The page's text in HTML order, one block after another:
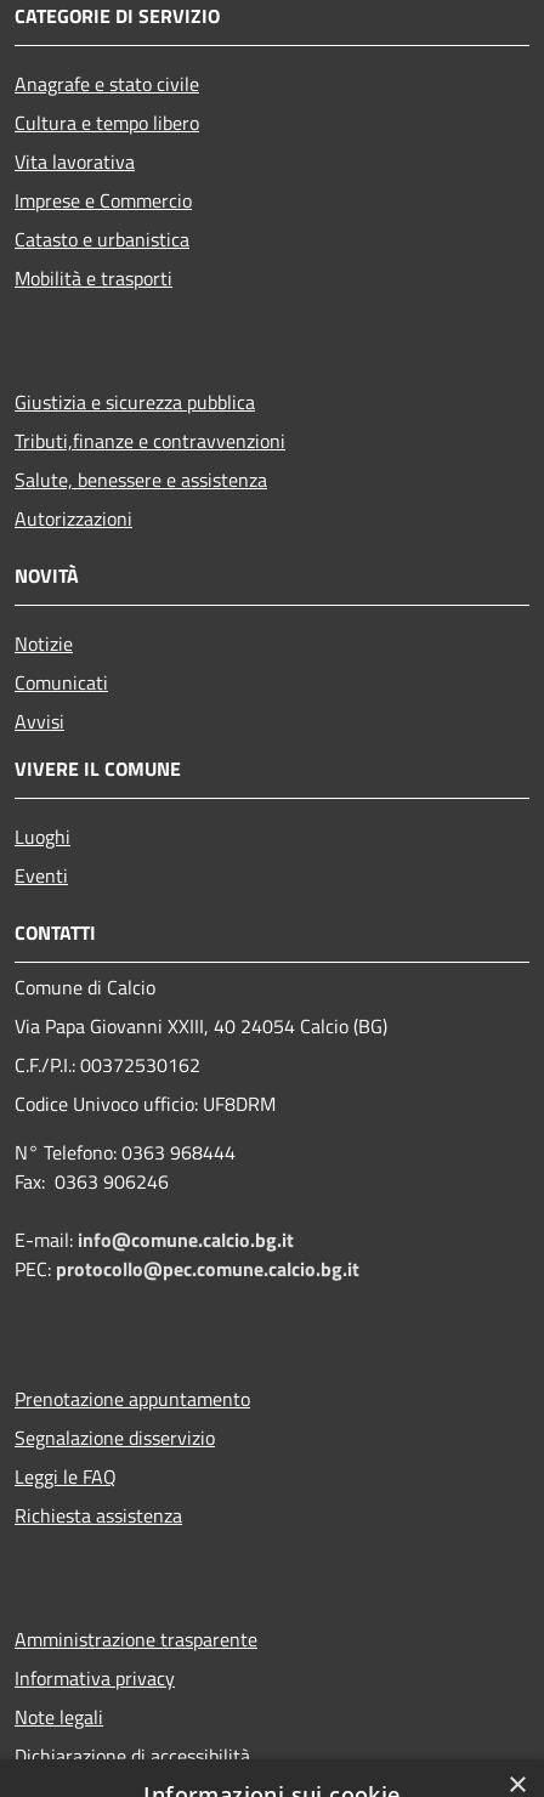
CATEGORIE DI SERVIZIO
Anagrafe e stato civile
Cultura e tempo libero
Vita lavorativa
Imprese e Commercio
Catasto e urbanistica
Mobilità e trasporti
Giustizia e sicurezza pubblica
Tributi,finanze e contravvenzioni
Salute, benessere e assistenza
Autorizzazioni
NOVITÀ
Notizie
Comunicati
Avvisi
VIVERE IL COMUNE
Luoghi
Eventi
CONTATTI
Comune di Calcio
Via Papa Giovanni XXIII, 40 24054 Calcio (BG)
C.F./P.I.: 00372530162
Codice Univoco ufficio: UF8DRM
N° Telefono: 0363 968444
Fax: 0363 906246
E-mail: info@comune.calcio.bg.it
PEC: protocollo@pec.comune.calcio.bg.it
Prenotazione appuntamento
Segnalazione disservizio
Leggi le FAQ
Richiesta assistenza
Amministrazione trasparente
Informativa privacy
Note legali
Dichiarazione di accessibilità
×